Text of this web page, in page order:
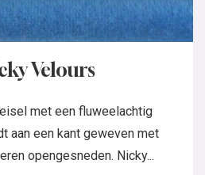
Velours
met een fluweelachtig
aan een kant geweven met
opengesneden. Nicky...